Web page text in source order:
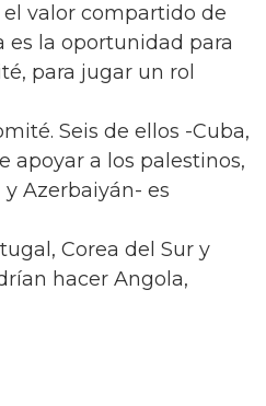
valor compartido de
es la oportunidad para
para jugar un rol
Seis de ellos -Cuba,
apoyar a los palestinos,
Azerbaiyán- es
Corea del Sur y
hacer Angola,